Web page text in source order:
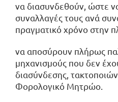
να διασυνδεθούν, ώστε
συναλλαγές τους ανά
πραγματικό χρόνο στην
να αποσύρουν πλήρως
μηχανισμούς που δεν
διασύνδεσης,
Φορολογικό Μητρώο.